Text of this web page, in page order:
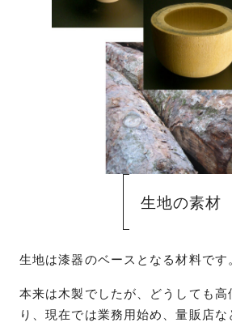
生地の素材
生地は漆器のベースとなる材料です
本来は木製でしたが、どうしても高
り、現在では業務用始め、量販店な